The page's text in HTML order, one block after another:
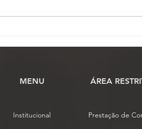
conclui análise das
MENU ​ÁREA
Institucional Prestação de